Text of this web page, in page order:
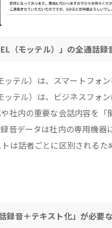
（モッテル）」の全通話録
ッテル）は、スマートフォ
ッテル）は、ビジネスフォ
や社内の重要な会話内容を
音データは社内の専用機器
は話者ごとに区別される
録音＋テキスト化」が必要